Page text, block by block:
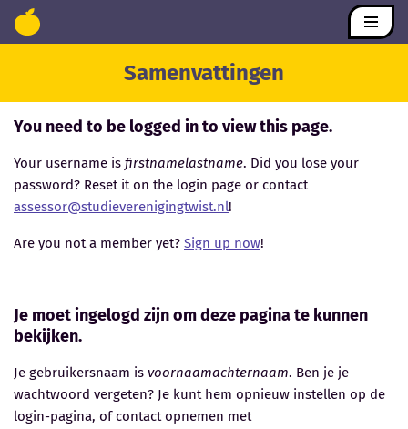
Ga
Samenvattingen
You need to be logged in to view this page.
Your username is firstnamelastname. Did you lose your
password? Reset it on the login page or contact
assessor@studieverenigingtwist.nl!
Are you not a member yet? Sign up now!
Je moet ingelogd zijn om deze pagina te kunnen
bekijken.
Je gebruikersnaam is voornaamachternaam. Ben je je
wachtwoord vergeten? Je kunt hem opnieuw instellen op de
login-pagina, of contact opnemen met